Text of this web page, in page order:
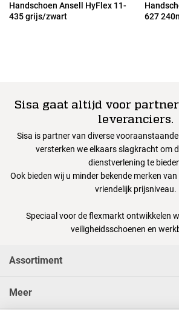
Handschoen Ansell HyFlex 11-
435 grijs/zwart
627
Sisa gaat altijd voor
leveranciers.
Sisa is partner van diverse
versterken we elkaars slagkracht om
dienstverlening te
Ook bieden wij u minder bekende merken
vriendelijk prijsniveau.
Speciaal voor de flexmarkt ontwikkelen
veiligheidsschoenen en
Assortiment
Meer